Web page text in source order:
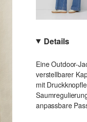
Details
Eine Outdoor-
verstellbarer
mit
anpassbare